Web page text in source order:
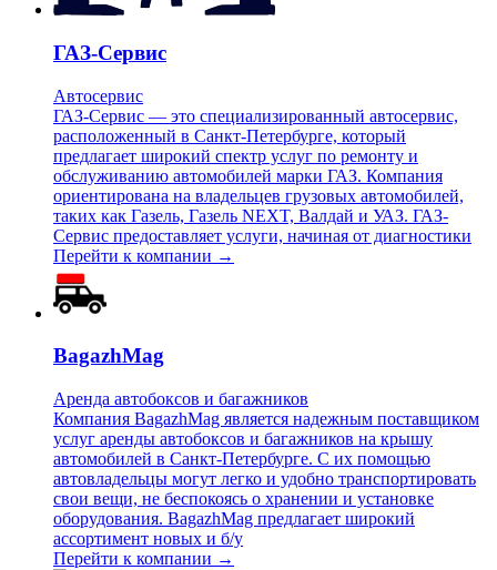
ГАЗ-Сервис
Автосервис
ГАЗ-Сервис — это специализированный автосервис,
расположенный в Санкт-Петербурге, который
предлагает широкий спектр услуг по ремонту и
обслуживанию автомобилей марки ГАЗ. Компания
ориентирована на владельцев грузовых автомобилей,
таких как Газель, Газель NEXT, Валдай и УАЗ. ГАЗ-
Сервис предоставляет услуги, начиная от диагностики
Перейти к компании →
BagazhMag
Аренда автобоксов и багажников
Компания BagazhMag является надежным поставщиком
услуг аренды автобоксов и багажников на крышу
автомобилей в Санкт-Петербурге. С их помощью
автовладельцы могут легко и удобно транспортировать
свои вещи, не беспокоясь о хранении и установке
оборудования. BagazhMag предлагает широкий
ассортимент новых и б/у
Перейти к компании →